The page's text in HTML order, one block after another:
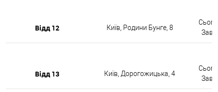
Відд 12 Київ, Родини Бунге, 8
Відд 13 Київ, Дорогожицька, 4